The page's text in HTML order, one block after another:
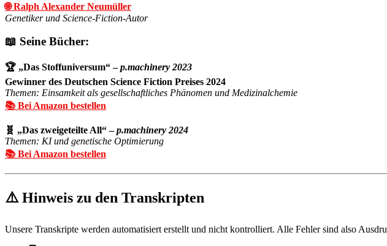
🌐 Ralph Alexander Neumüller
Genetiker und Science-Fiction-Autor
📖 Seine Bücher:
🏆 „Das Stoffuniversum“ –p.machinery 2023
Gewinner des Deutschen Science Fiction Preises 2024
Themen: Einsamkeit als gesellschaftliches Phänomen und Medizinalchemie
📚 Bei Amazon bestellen
🧬 „Das zweigeteilte All“ –p.machinery 2024
Themen: KI und genetische Optimierung
📚 Bei Amazon bestellen
⚠️ Hinweis zu den Transkripten
Unsere Transkripte werden automatisiert erstellt und nicht kontrolliert. Alle Fehler sind also